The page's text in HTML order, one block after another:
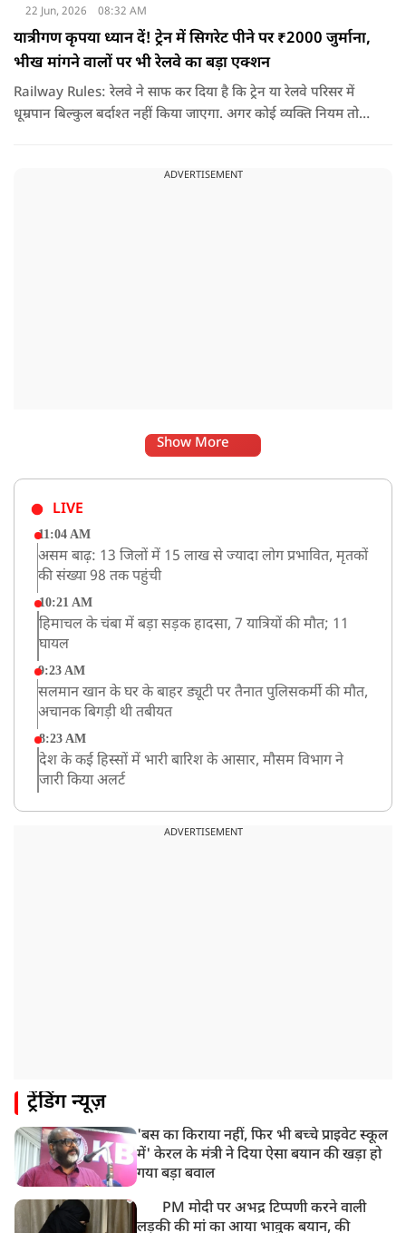
22 Jun, 2026 08:32 AM
यात्रीगण कृपया ध्यान दें! ट्रेन में सिगरेट पीने पर ₹2000 जुर्माना,
भीख मांगने वालों पर भी रेलवे का बड़ा एक्शन
Railway Rules: रेलवे ने साफ कर दिया है कि ट्रेन या रेलवे परिसर में
धूम्रपान बिल्कुल बर्दाश्त नहीं किया जाएगा. अगर कोई व्यक्ति नियम तोड़ते
ADVERTISEMENT
Show More
LIVE
11:04 AM
असम बाढ़: 13 जिलों में 15 लाख से ज्यादा लोग प्रभावित, मृतकों
की संख्या 98 तक पहुंची
10:21 AM
हिमाचल के चंबा में बड़ा सड़क हादसा, 7 यात्रियों की मौत; 11
घायल
9:23 AM
सलमान खान के घर के बाहर ड्यूटी पर तैनात पुलिसकर्मी की मौत,
अचानक बिगड़ी थी तबीयत
8:23 AM
देश के कई हिस्सों में भारी बारिश के आसार, मौसम विभाग ने
जारी किया अलर्ट
भारत समेत 5 देशों पर 100% टैरिफ
ADVERTISEMENT
ट्रेंडिंग न्यूज़
'बस का किराया नहीं, फिर भी बच्चे प्राइवेट स्कूल
में' केरल के मंत्री ने दिया ऐसा बयान की खड़ा हो
गया बड़ा बवाल
PM मोदी पर अभद्र टिप्पणी करने वाली
लड़की की मां का आया भावुक बयान, की